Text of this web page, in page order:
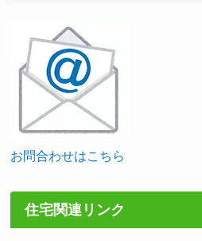
お問合わせはこちら
住宅関連リンク